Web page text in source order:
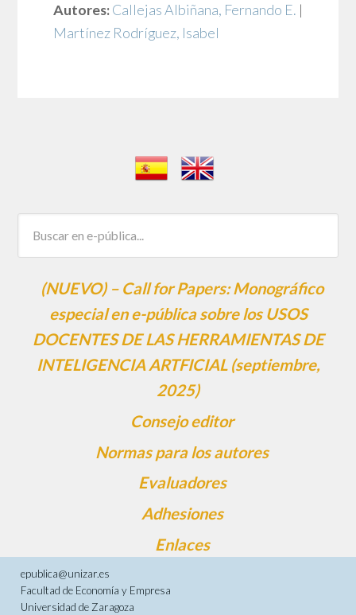
Autores:Callejas Albiñana, Fernando E. |
Martínez Rodríguez, Isabel
(NUEVO) – Call for Papers: Monográfico
especial en e-pública sobre los USOS
DOCENTES DE LAS HERRAMIENTAS DE
INTELIGENCIA ARTFICIAL (septiembre,
2025)
Consejo editor
Normas para los autores
Evaluadores
Adhesiones
Enlaces
epublica@unizar.es
Facultad de Economía y Empresa
Universidad de Zaragoza